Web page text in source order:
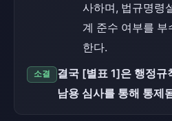
사하며, 법규명령
계 준수 여부를
한다.
소결
결국 [별표 1]은 행정규
남용 심사를 통해 통제